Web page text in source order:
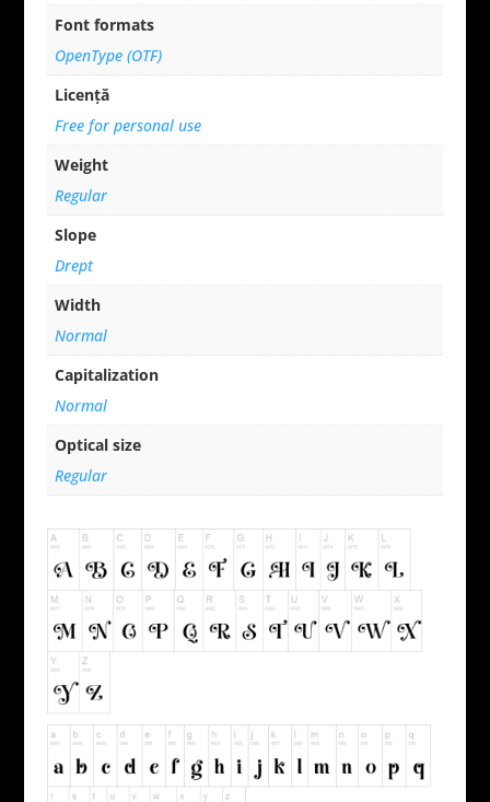
Font formats
OpenType (OTF)
Licență
Free for personal use
Weight
Regular
Slope
Drept
Width
Normal
Capitalization
Normal
Optical size
Regular